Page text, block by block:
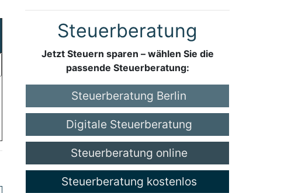
Steuerberatung
Jetzt Steuern sparen – wählen Sie die
passende Steuerberatung:
Steuerberatung Berlin
Digitale Steuerberatung
Steuerberatung online
Steuerberatung kostenlos